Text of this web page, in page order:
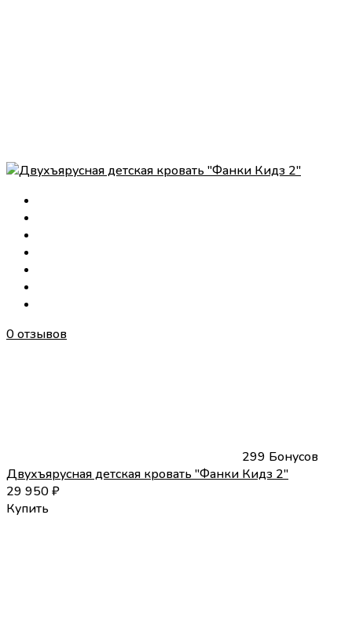
0 отзывов
299 Бонусов
Двухъярусная детская кровать "Фанки Кидз 2"
29 950₽
Купить